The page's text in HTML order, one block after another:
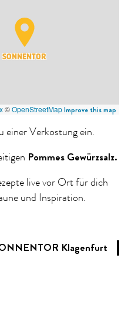
SONNENTOR
©OpenStreetMapImprove this map
einer Verkostung ein.
Pommes Gewürzsalz.
live vor Ort für dich
und Inspiration.
Klagenfurt